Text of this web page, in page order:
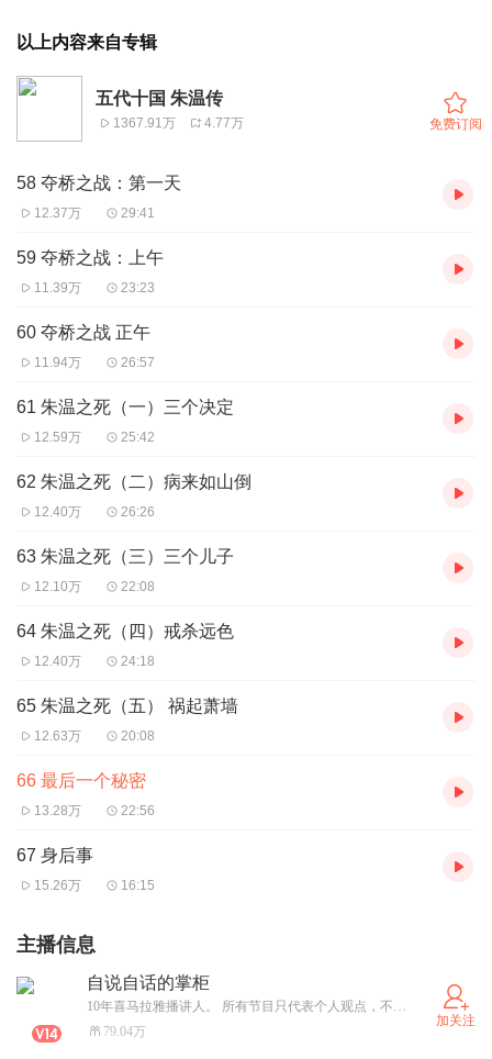
介绍朱温吧：
——朱温是一个吃喝嫖赌样样精通的皇帝。很多历史学家评
论过他：这个人活在人们心中的唯一理由就是死晚了。
其实，掌柜也是怀着对大唐的恋恋不舍，开始走入朱温的人
生的。唐朝就是被朱温颠覆的，但是我最终发现，似乎历史
甚至到最后我糊涂了，大唐到底是一个什么样的朝代？
看懂朱温的一生，你就明白大唐为什么亡国；看懂后世对朱
让我们走进朱温的世界，从这个被诅咒的人的视角去看看那
个时代真实的大唐王朝。
以上内容来自专辑
五代十国 朱温传
1367.91万 4.77万 免费订阅
58 夺桥之战：第一天
12.37万 29:41
59 夺桥之战：上午
11.39万 23:23
60 夺桥之战 正午
11.94万 26:57
61 朱温之死（一）三个决定
12.59万 25:42
62 朱温之死（二）病来如山倒
12.40万 26:26
63 朱温之死（三）三个儿子
12.10万 22:08
64 朱温之死（四）戒杀远色
12.40万 24:18
65 朱温之死（五） 祸起萧墙
12.63万 20:08
66 最后一个秘密
13.28万 22:56
67 身后事
15.26万 16:15
主播信息
自说自话的掌柜
10年喜马拉雅播讲人。 所有节目只代表个人观点，不代表掌柜所供职任何机构。全责归属我个人，不认同的朋友请参考喜马拉雅其它作者内容进行作为学习内容。 实名信息：张越飞
79.04万
加关注